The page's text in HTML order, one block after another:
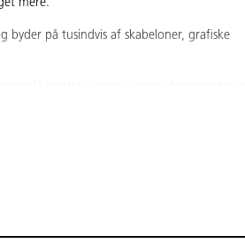
mere.
byder på tusindvis af skabeloner, grafiske
samtidig nogle vigtige designregler og